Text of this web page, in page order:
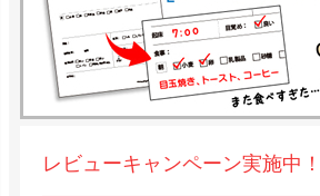
レビューキャンペーン実施中！